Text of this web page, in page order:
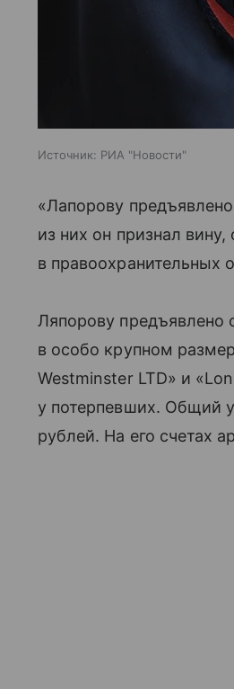
Источник: РИА "Новости"
«Лапорову
из них он признал
в правоохранительных
Ляпорову предъявлено
в особо крупном
Westminster LTD» и
у потерпевших. Общий
рублей. На его счетах